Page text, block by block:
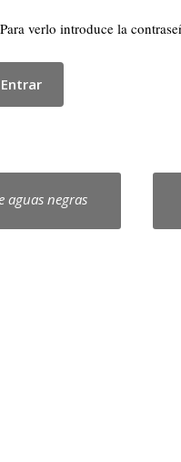
verlo introduce la
aguas negras